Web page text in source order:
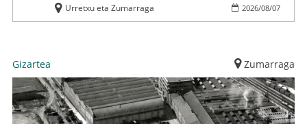
2026/08/07
Urretxu eta Zumarraga
Gizartea Zumarraga